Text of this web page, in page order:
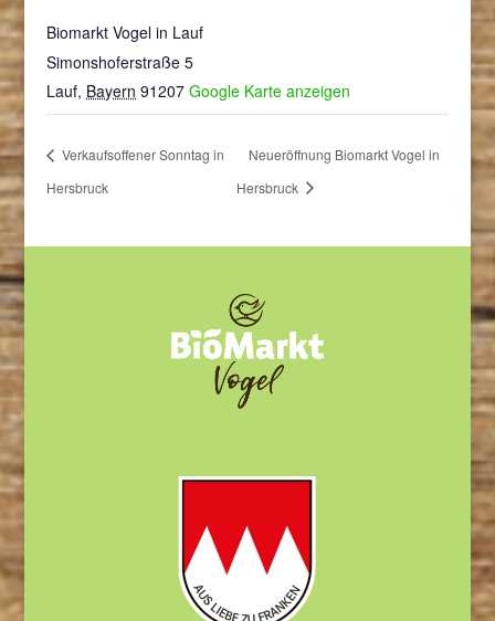
Biomarkt Vogel in Lauf
Simonshoferstraße 5
Lauf, Bayern 91207 Google Karte anzeigen
Verkaufsoffener Sonntag in
Hersbruck
Neueröffnung Biomarkt Vogel in
Hersbruck